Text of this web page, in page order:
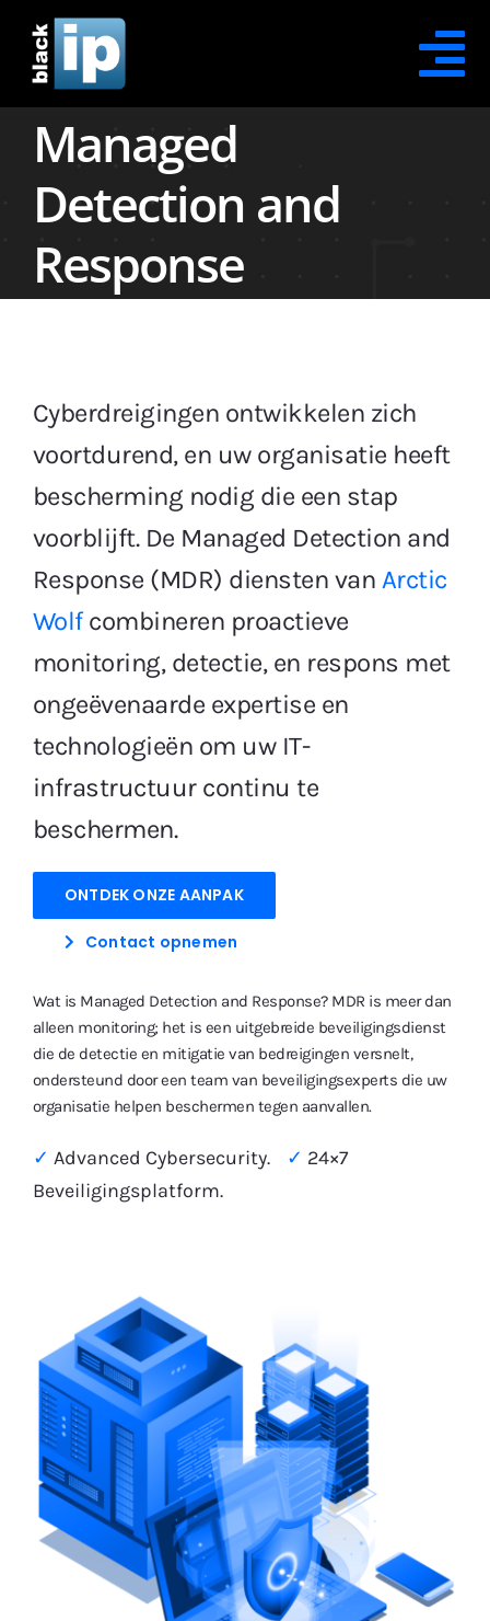
content
Contact Opnemen
Office365 Security
Office365 Protection
Office365 Awareness
XDR Security
Gratis Proefperiode
Managed
Detection and
Response
Cyberdreigingen ontwikkelen zich
voortdurend, en uw organisatie heeft
bescherming nodig die een stap
voorblijft. De Managed Detection and
Response (MDR) diensten van Arctic
Wolfcombineren proactieve
monitoring, detectie, en respons met
ongeëvenaarde expertise en
technologieën om uw IT-
infrastructuur continu te
beschermen.
ONTDEK ONZE AANPAK
Contact opnemen
Wat is Managed Detection and Response? MDR is meer dan
alleen monitoring; het is een uitgebreide beveiligingsdienst
die de detectie en mitigatie van bedreigingen versnelt,
ondersteund door een team van beveiligingsexperts die uw
organisatie helpen beschermen tegen aanvallen.
✓ Advanced Cybersecurity. ✓ 24×7
Beveiligingsplatform.